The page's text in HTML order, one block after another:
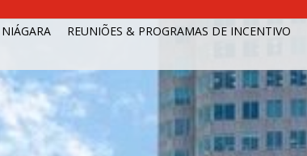
NIÁGARA REUNIÕES & PROGRAMAS DE INCENTIVO